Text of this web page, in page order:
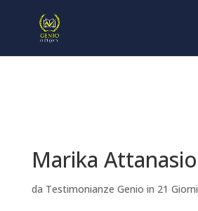
Marika Attanasio
da Testimonianze Genio in 21 Giorni